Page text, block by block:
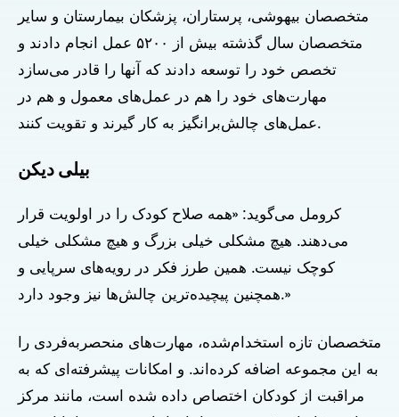
متخصصان بیهوشی، پرستاران، پزشکان بیمارستان و سایر
متخصصان سال گذشته بیش از ۵۲۰۰ عمل انجام دادند و
تخصص خود را توسعه دادند که آنها را قادر می‌سازد
مهارت‌های خود را هم در عمل‌های معمول و هم در
عمل‌های چالش‌برانگیز به کار گیرند و تقویت کنند.
بیلی دیکن
کرومل می‌گوید: «همه صلاح کودک را در اولویت قرار
می‌دهند. هیچ مشکلی خیلی بزرگ و هیچ مشکلی خیلی
کوچک نیست. همین طرز فکر در رویه‌های سرپایی و
همچنین پیچیده‌ترین چالش‌ها نیز وجود دارد.»
متخصصان تازه استخدام‌شده، مهارت‌های منحصربه‌فردی را
به این مجموعه اضافه کرده‌اند. و امکانات پیشرفته‌ای که به
مراقبت از کودکان اختصاص داده شده است، مانند مرکز